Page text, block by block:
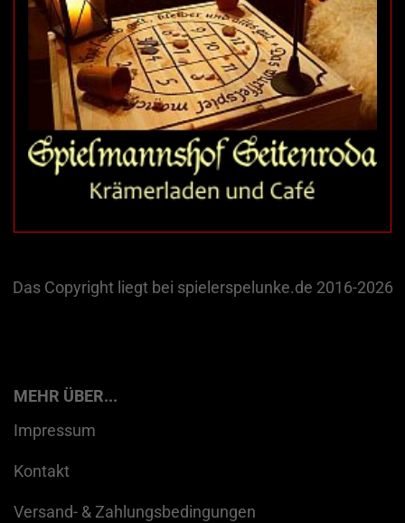
Das Copyright liegt bei spielerspelunke.de 2016-2026
MEHR ÜBER...
Impressum
Kontakt
Versand- & Zahlungsbedingungen